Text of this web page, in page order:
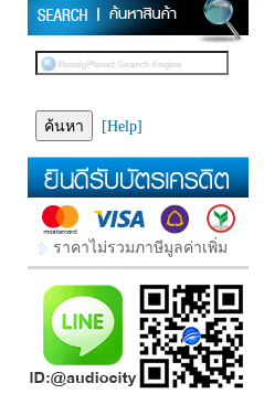
[Help]
ราคาไม่รวมภาษีมูลค่าเพิ่ม